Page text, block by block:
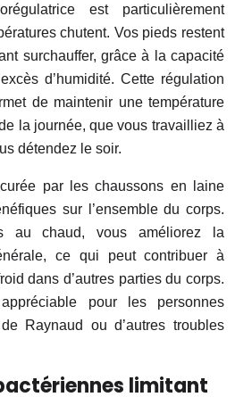
est particulièrement
chutent. Vos pieds restent
surchauffer, grâce à la capacité
d’humidité. Cette régulation
de maintenir une température
la journée, que vous travailliez à
détendez le soir.
par les chaussons en laine
sur l’ensemble du corps.
au chaud, vous améliorez la
ce qui peut contribuer à
dans d’autres parties du corps.
pour les personnes
Raynaud ou d’autres troubles
limitant